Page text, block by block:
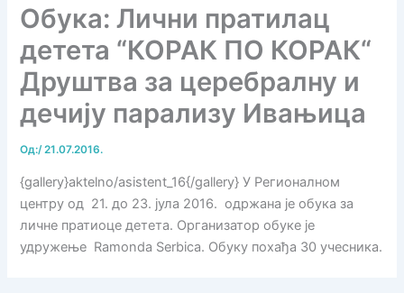
Обука: Лични пратилац
детета “КОРАК ПО КОРАК“
Друштва за церебралну и
дечију парализу Ивањица
Од:/21.07.2016.
{gallery}aktelno/asistent_16{/gallery} У Регионалном
центру од 21. до 23. јула 2016. одржана је обука за
личне пратиоце детета. Организатор обуке је
удружење Ramonda Serbica. Обуку похађа 30 учесника.